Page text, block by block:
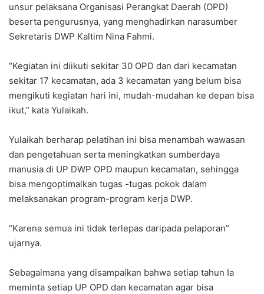
unsur pelaksana Organisasi Perangkat Daerah (OPD)
beserta pengurusnya, yang menghadirkan narasumber
Sekretaris DWP Kaltim Nina Fahmi.
“Kegiatan ini diikuti sekitar 30 OPD dan dari kecamatan
sekitar 17 kecamatan, ada 3 kecamatan yang belum bisa
mengikuti kegiatan hari ini, mudah-mudahan ke depan bisa
ikut,” kata Yulaikah.
Yulaikah berharap pelatihan ini bisa menambah wawasan
dan pengetahuan serta meningkatkan sumberdaya
manusia di UP DWP OPD maupun kecamatan, sehingga
bisa mengoptimalkan tugas -tugas pokok dalam
melaksanakan program-program kerja DWP.
“Karena semua ini tidak terlepas daripada pelaporan”
ujarnya.
Sebagaimana yang disampaikan bahwa setiap tahun Ia
meminta setiap UP OPD dan kecamatan agar bisa